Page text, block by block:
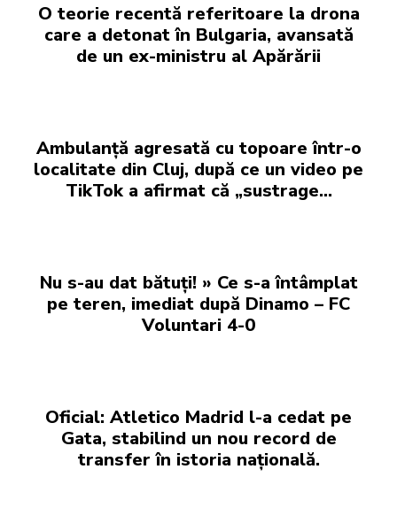
O teorie recentă referitoare la drona
care a detonat în Bulgaria, avansată
de un ex-ministru al Apărării
Ambulanță agresată cu topoare într-o
localitate din Cluj, după ce un video pe
TikTok a afirmat că „sustrage…
Nu s-au dat bătuți! » Ce s-a întâmplat
pe teren, imediat după Dinamo – FC
Voluntari 4-0
Oficial: Atletico Madrid l-a cedat pe
Gata, stabilind un nou record de
transfer în istoria națională.